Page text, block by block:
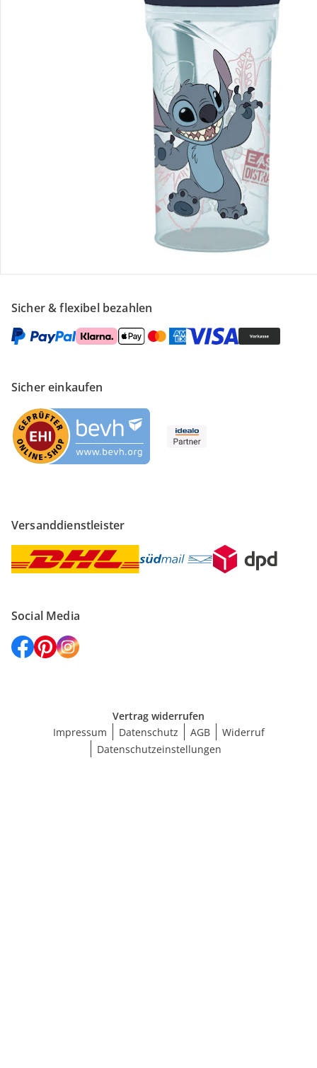
Retoure & Reklamation
Gutscheine & Aktionen
Sicher & flexibel bezahlen
Sicher einkaufen
Versanddienstleister
Social Media
Vertrag widerrufen
Impressum
Datenschutz AGB
Widerruf
Datenschutzeinstellungen